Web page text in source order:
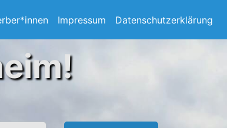
Impressum Datenschutzerklärung